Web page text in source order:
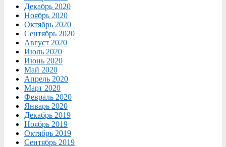
Декабрь 2020
Ноябрь 2020
Октябрь 2020
Сентябрь 2020
Август 2020
Июль 2020
Июнь 2020
Май 2020
Апрель 2020
Март 2020
Февраль 2020
Январь 2020
Декабрь 2019
Ноябрь 2019
Октябрь 2019
Сентябрь 2019